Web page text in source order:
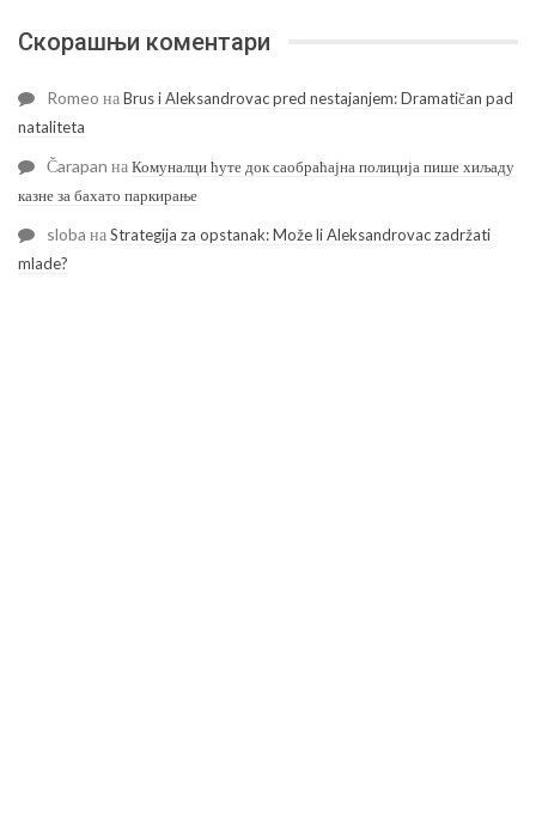
Скорашњи коментари
Romeo наBrus i Aleksandrovac pred nestajanjem: Dramatičan pad
nataliteta
Čarapan наКомуналци ћуте док саобраћајна полиција пише хиљаду
казне за бахато паркирање
sloba наStrategija za opstanak: Može li Aleksandrovac zadržati
mlade?